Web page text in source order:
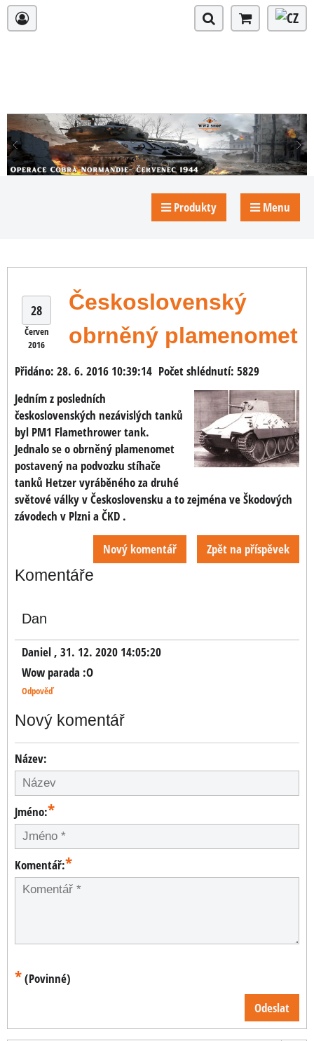
Produkty Menu
28
Červen
2016
Československý
obrněný plamenomet
Přidáno: 28. 6. 2016 10:39:14 Počet shlédnutí: 5829
Jedním z posledních
československých nezávislých tanků
byl PM1 Flamethrower tank.
Jednalo se o obrněný plamenomet
postavený na podvozku stíhače
tanků Hetzer vyráběného za druhé
světové války v Československu a to zejména ve Škodových
závodech v Plzni a ČKD .
Zpět na příspěvek
Nový komentář
Komentáře
Dan
Daniel , 31. 12. 2020 14:05:20
Wow parada :O
Odpověď
Nový komentář
Název:
Jméno:*
Komentář:*
*(Povinné)
Odeslat